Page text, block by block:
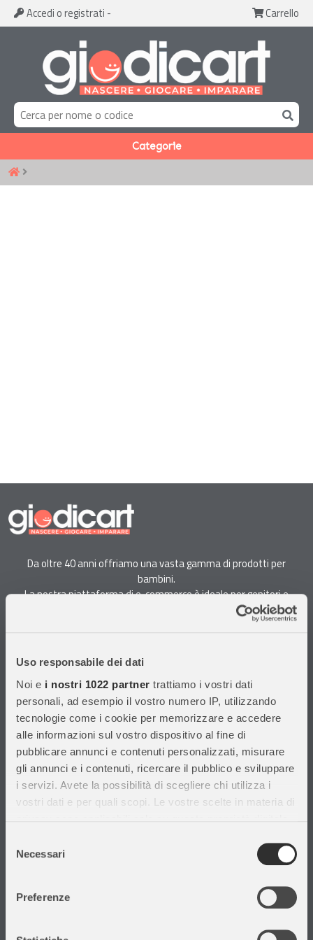
Uso responsabile dei dati
Noi e i nostri 1022 partner trattiamo i vostri dati
personali, ad esempio il vostro numero IP, utilizzando
tecnologie come i cookie per memorizzare e accedere
alle informazioni sul vostro dispositivo al fine di
pubblicare annunci e contenuti personalizzati, misurare
gli annunci e i contenuti, ricercare il pubblico e sviluppare
i servizi. Avete la possibilità di scegliere chi utilizza i
vostri dati e per quali scopi. Le vostre scelte in materia di
modificare o revocare il proprio consenso in qualsiasi
momento dalla Dichiarazione sui cookie o facendo clic
delNecessari
Preferenze
Accedi o registrati - Carrello
Categorie
Da oltre 40 anni offriamo una vasta gamma di prodotti per
bambini.
La nostra piattaforma di e-commerce è ideale per genitori e
specialisti alla ricerca di giocattoli, articoli per l'infanzia, cancelleria e
soddisfare le esigenze dei clienti.
Informazioni
Assistenza Clienti
Chi siamo
Privacy Policy
Cataloghi
Volantini